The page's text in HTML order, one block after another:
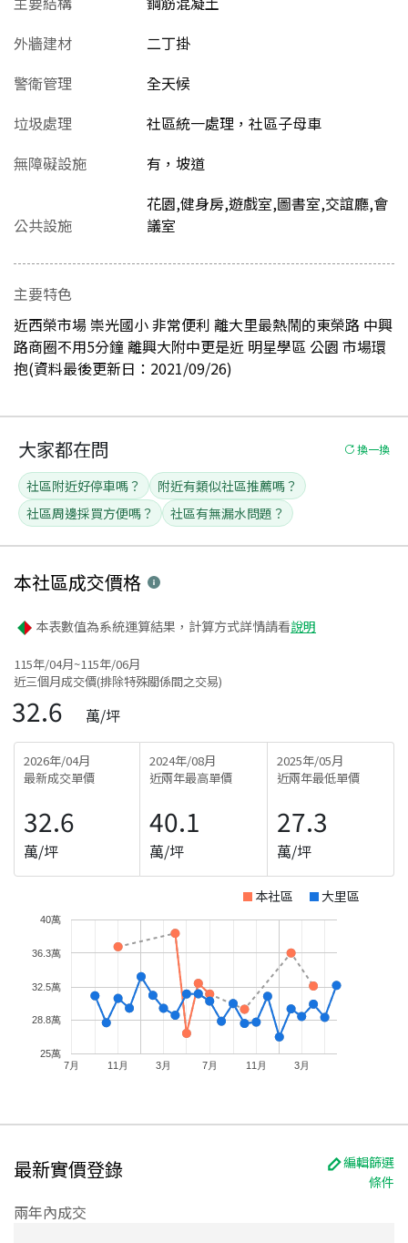
外牆建材
二丁掛
警衛管理
全天候
垃圾處理
社區統一處理，社區子母車
無障礙設施
有，坡道
公共設施
花園,健身房,遊戲室,圖書室,交誼廳,會
議室
主要特色
近西榮市場 崇光國小 非常便利 離大里最熱鬧的東榮路 中興
路商圈不用5分鐘 離興大附中更是近 明星學區 公園 市場環
抱(資料最後更新日：2021/09/26)
大家都在問 換一換
社區附近好停車嗎？
附近有類似社區推薦嗎？
社區周邊採買方便嗎？
社區有無漏水問題？
本社區成交價格
本表數值為系統運算結果，計算方式詳情請看說明
115年/04月~115年/06月
近三個月成交價(排除特殊關係間之交易)
32.6 萬/坪
2026年/04月
最新成交單價
32.6
萬/坪
2024年/08月
近兩年最高單價
40.1
萬/坪
2025年/05月
近兩年最低單價
27.3
萬/坪
本社區 大里區
7月 11月 3月 7月 11月 3月
25萬
28.8萬
32.5萬
36.3萬
40萬
最新實價登錄
編輯篩選
條件
兩年內成交